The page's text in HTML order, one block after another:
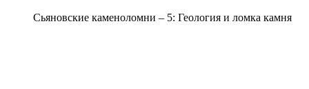
Сьяновские каменоломни – 5: Геология и ломка камня